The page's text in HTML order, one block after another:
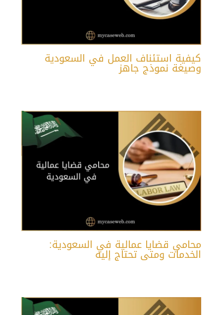
كيفية استئناف العمل في السعودية
وصيغة نموذج جاهز
محامي قضايا عمالية في السعودية:
الخدمات ومتى تحتاج إليه